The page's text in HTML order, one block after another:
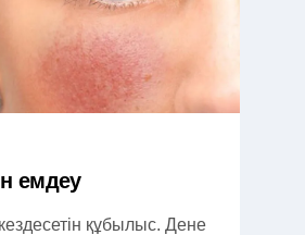
емдеу
құбылыс. Дене